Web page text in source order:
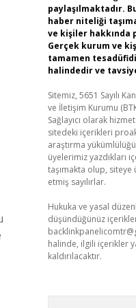
paylaşılmaktadır.
haber niteliği
ve kişiler hakkında
Gerçek kurum ve
tamamen
halindedir ve
Sitemiz, 5651 Sayılı
ve İletişim Kurumu
Sağlayıcı olarak
sitedeki içerikleri
araştırma
üyelerimiz yazdıkları
taşımakta olup,
etmiş sayılırlar.
Hukuka ve yasal
düşündüğünüz
halinde, ilgili içerikler
kaldırılacaktır.